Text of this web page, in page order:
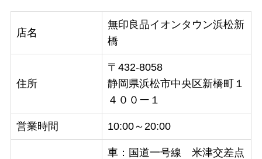
店名
無印良品イオンタウン浜松新
橋
住所
〒432-8058
静岡県浜松市中央区新橋町１
４００ー１
営業時間 10:00～20:00
車：国道一号線 米津交差点